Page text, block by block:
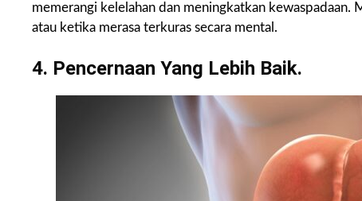
memerangi kelelahan dan meningkatkan kewaspadaan.
atau ketika merasa terkuras secara mental.
4. Pencernaan Yang Lebih Baik.